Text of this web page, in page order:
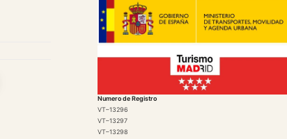
Numero de Registro
VT–13296
VT–13297
VT–13298